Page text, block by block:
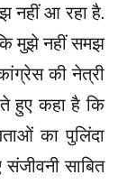
नहीं आ रहा है.
मुझे नहीं समझ
की नेत्री
हुए कहा है कि
का पुलिंदा
साबित